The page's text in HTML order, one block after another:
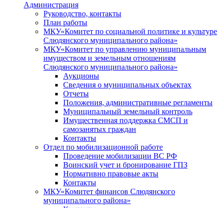
Администрация
Руководство, контакты
План работы
МКУ«Комитет по социальной политике и культуре
Слюдянского муниципального района»
МКУ«Комитет по управлению муниципальным
имуществом и земельным отношениям
Слюдянского муниципального района»
Аукционы
Сведения о муниципальных объектах
Отчеты
Положения, административные регламенты
Муниципальный земельный контроль
Имущественная поддержка СМСП и
самозанятых граждан
Контакты
Отдел по мобилизационной работе
Проведение мобилизации ВС РФ
Воинский учет и бронирование ГПЗ
Нормативно правовые акты
Контакты
МКУ«Комитет финансов Слюдянского
муниципального района»